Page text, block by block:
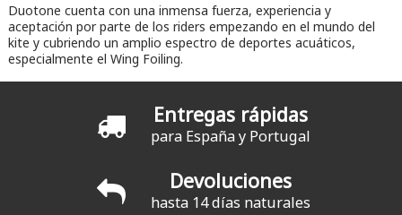
Duotone cuenta con una inmensa fuerza, experiencia y
aceptación por parte de los riders empezando en el mundo del
kite y cubriendo un amplio espectro de deportes acuáticos,
especialmente el Wing Foiling.
Entregas rápidas
para España y Portugal
Devoluciones
hasta 14 días naturales